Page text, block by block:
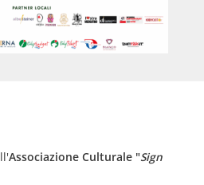
Associazione Culturale "Sign